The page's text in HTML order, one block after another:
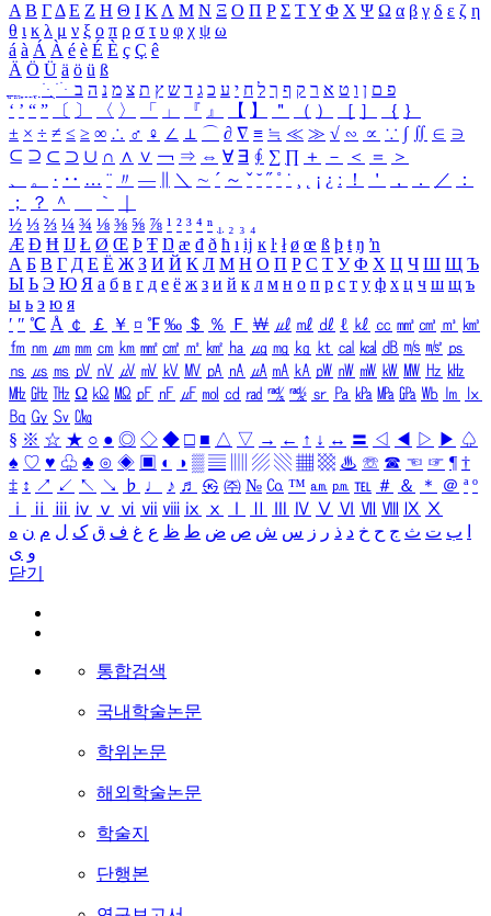
Α Β ΓΔ Ε Ζ Η Θ Ι ΚΛ Μ Ν Ξ Ο Π Ρ Σ ΤΥ Φ Χ Ψ Ω α β γ δ ε ζ η
θ ι κ λ μ ν ξ ο π ρ σ τ υ φ χ ψ ω
á à Á À é è É È ç Ç ê
Ä Ö Ü ä ö ü ß
ִֶֹ ֻּ ׁׂ פ ם ן ו ט א ר ק ף ך ל ח י ע כ ג ד ש ץ ת צ מ נ ה ב
‘ ’ “ ” 〔 〕 〈 〉 「 」 『 』 【 】 ＂ （ ） ［ ］ ｛ ｝
± × ÷ ≠ ≤ ≥ ∞ ∴ ♂ ♀ ∠ ⊥ ⌒ ∂ ∇ ≡ ≒ ≪ ≫ √ ∽ ∝ ∵ ∫ ∬ ∈ ∋
⊆ ⊇ ⊂ ⊃ ∪ ∩ ∧ ∨ ￢ ⇒ ⇔ ∀ ∃ ∮ ∑ ∏ ＋ － ＜ ＝
＞
、
。 · ‥ … ¨ 〃 ― ＼ ∼ ´ ～ ˇ ˘ ˝ ˚ ˙ ¸ ¡ ¿ ː ！ ＇ ， ． ／
：
；
？ ＾ ｀
½ ⅓ ⅔ ¼ ¾ ⅛ ⅜ ⅝ ⅞ ¹ ² ³ ⁴ ⁿ ₁ ₂ ₃ ₄
Æ Ð Ħ Ĳ Ł Ø Œ Þ Ŧ Ŋ æ đ ð ħ ı ĳ ĸ ŀ ł ø œ ß þ ŧ ŋ ŉ
А Б В Г Д Е Ё Ж З И Й К Л М Н О П Р С Т У Ф Х Ц Ч Ш Щ Ъ
Ы Ь Э Ю Я а б в г д е ё ж з и й к л м н о п р с т у ф х ц ч ш щ ъ
ы ь э ю я
′ ″ ℃ Å ￠ ￡ ￥ ¤ ℉ ‰ ＄ ％ Ｆ ￦ ㎕ ㎖ ㎗ ℓ ㎘ ㏄ ㎣ ㎤ ㎥ ㎦
㎙ ㎚ ㎛ ㎜ ㎝ ㎞ ㎟ ㎠ ㎡ ㎢ ㏊ ㎍ ㎎ ㎏ ㏏ ㎈ ㎉ ㏈ ㎧ ㎨ ㎰
㎱ ㎲ ㎳ ㎴ ㎵ ㎶ ㎷ ㎸ ㎹ ㎀ ㎁ ㎂ ㎃ ㎄ ㎺ ㎻ ㎽ ㎾ ㎿ ㎐ ㎑
㎒ ㎓ ㎔ Ω ㏀ ㏁ ㎊ ㎋ ㎌ ㏖ ㏅ ㎭ ㎮ ㎯ ㏛ ㎩ ㎪ ㎫ ㎬ ㏝ ㏐
㏓
㏃ ㏉ ㏜ ㏆
§ ※ ☆ ★ ○ ● ◎ ◇ ◆ □ ■ △ ▽ → ← ↑ ↓ ↔ 〓 ◁ ◀ ▷ ▶ ♤
♠ ♡ ♥ ♧ ♣ ⊙ ◈ ▣ ◐ ◑ ▒ ▤ ▨ ▧ ▦ ▩ ♨ ☏ ☎ ☜ ☞ ¶ †
‡ ↕ ↗ ↙ ↖ ↘ ♭ ♩ ♪ ♬ ㉿ ㈜ № ㏇ ™ ㏂ ㏘ ℡ ＃ ＆ ＊ ＠ ª º
ⅰ
ⅱ ⅲ ⅳ ⅴ ⅵ ⅶ ⅷ ⅸ ⅹ Ⅳ Ⅴ Ⅵ Ⅶ Ⅷ Ⅸ Ⅹ
ب ت ث ج ح خ د ذ ر ز س ش ص ض ط ظ ع غ ف ق ک ل م ن ه
و ی
닫기
통합검색
국내학술논문
학위논문
해외학술논문
학술지
단행본